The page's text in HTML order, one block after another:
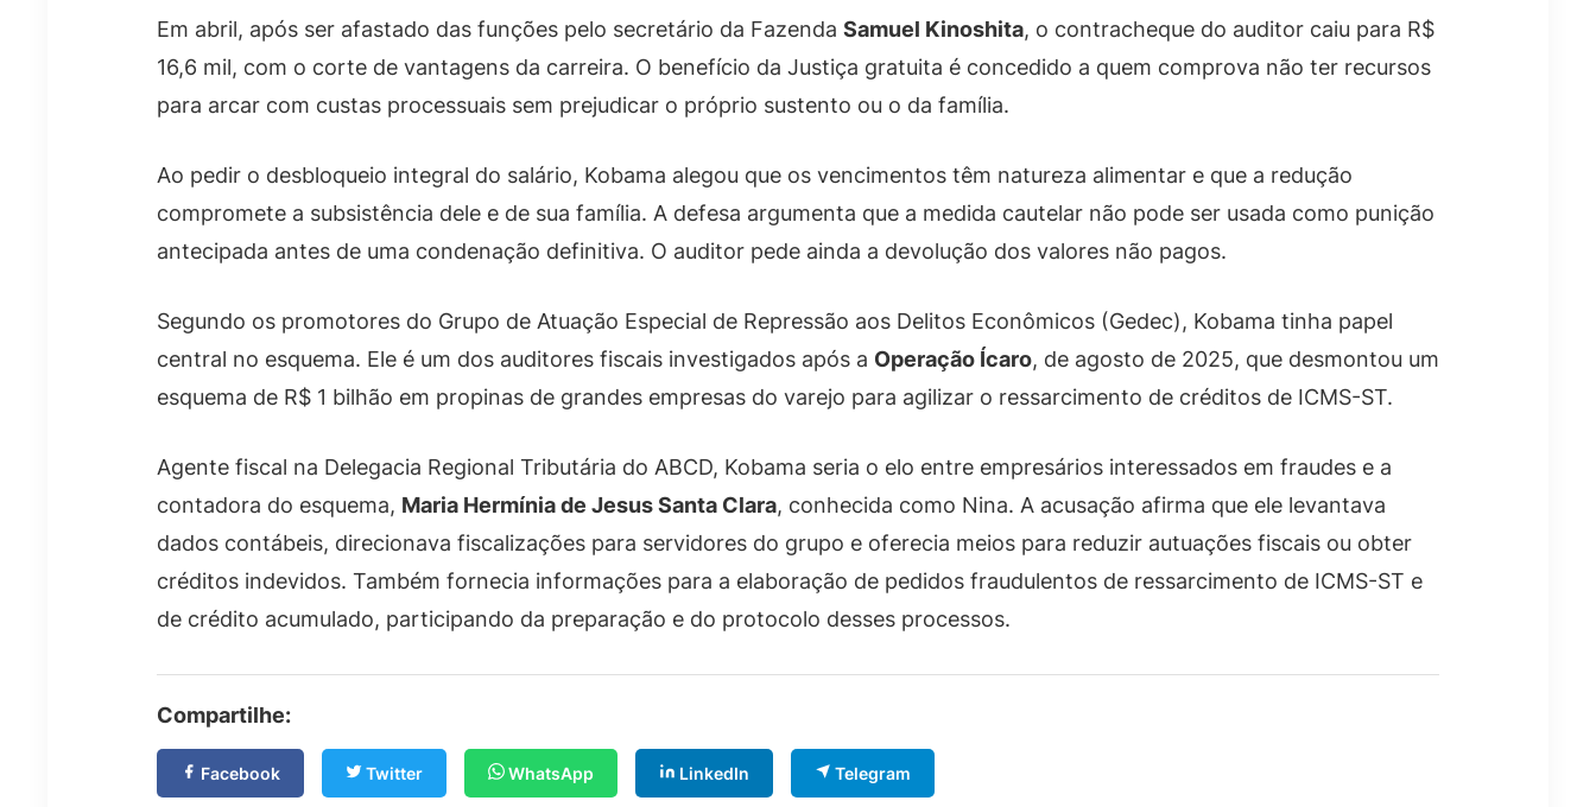
Em abril, após ser afastado das funções pelo secretário da Fazenda Samuel Kinoshita, o contracheque do auditor caiu para R$
16,6 mil, com o corte de vantagens da carreira. O benefício da Justiça gratuita é concedido a quem comprova não ter recursos
para arcar com custas processuais sem prejudicar o próprio sustento ou o da família.
Ao pedir o desbloqueio integral do salário, Kobama alegou que os vencimentos têm natureza alimentar e que a redução
compromete a subsistência dele e de sua família. A defesa argumenta que a medida cautelar não pode ser usada como punição
antecipada antes de uma condenação definitiva. O auditor pede ainda a devolução dos valores não pagos.
Segundo os promotores do Grupo de Atuação Especial de Repressão aos Delitos Econômicos (Gedec), Kobama tinha papel
central no esquema. Ele é um dos auditores fiscais investigados após a Operação Ícaro, de agosto de 2025, que desmontou um
esquema de R$ 1 bilhão em propinas de grandes empresas do varejo para agilizar o ressarcimento de créditos de ICMS-ST.
Agente fiscal na Delegacia Regional Tributária do ABCD, Kobama seria o elo entre empresários interessados em fraudes e a
contadora do esquema, Maria Hermínia de Jesus Santa Clara, conhecida como Nina. A acusação afirma que ele levantava
dados contábeis, direcionava fiscalizações para servidores do grupo e oferecia meios para reduzir autuações fiscais ou obter
créditos indevidos. Também fornecia informações para a elaboração de pedidos fraudulentos de ressarcimento de ICMS-ST e
de crédito acumulado, participando da preparação e do protocolo desses processos.
Compartilhe:
Facebook Twitter WhatsApp LinkedIn Telegram